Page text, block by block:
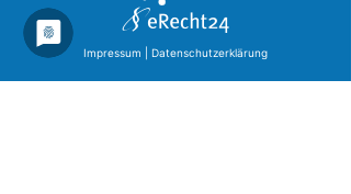
Impressum Datenschutzerklärung